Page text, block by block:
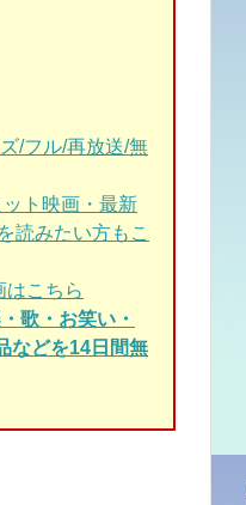
/フル/再放送/無
ト映画・最新
読みたい方もこ
はこちら
歌・お笑い・
などを14日間無